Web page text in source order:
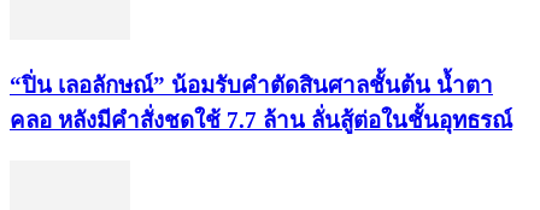
“ปิ่น เลอลักษณ์” น้อมรับคำตัดสินศาลชั้นต้น น้ำตา
คลอ หลังมีคำสั่งชดใช้ 7.7 ล้าน ลั่นสู้ต่อในชั้นอุทธรณ์